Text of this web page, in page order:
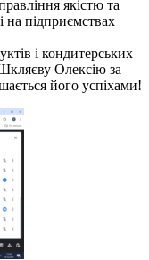
якістю та
на підприємствах
і кондитерських
Олексію за
його успіхами!